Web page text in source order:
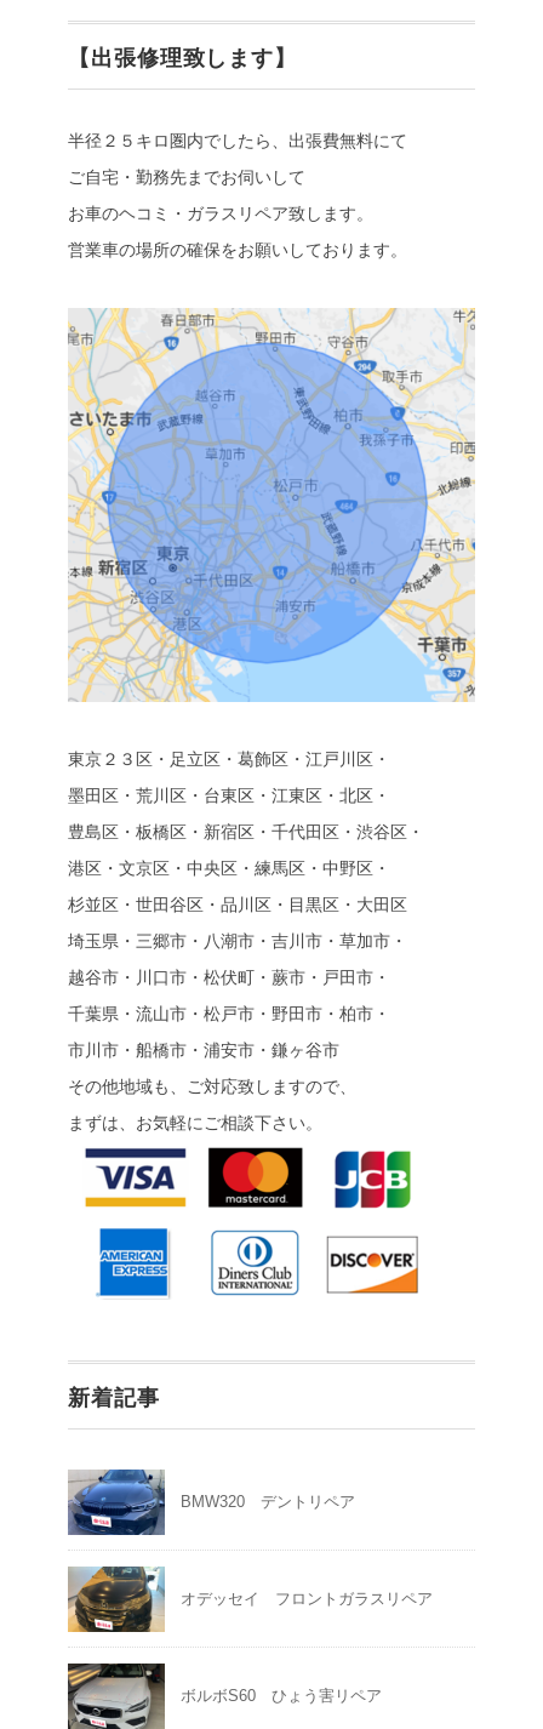
【出張修理致します】
半径２５キロ圏内でしたら、出張費無料にて
ご自宅・勤務先までお伺いして
お車のヘコミ・ガラスリペア致します。
営業車の場所の確保をお願いしております。
東京２３区・足立区・葛飾区・江戸川区・
墨田区・荒川区・台東区・江東区・北区・
豊島区・板橋区・新宿区・千代田区・渋谷区・
港区・文京区・中央区・練馬区・中野区・
杉並区・世田谷区・品川区・目黒区・大田区
埼玉県・三郷市・八潮市・吉川市・草加市・
越谷市・川口市・松伏町・蕨市・戸田市・
千葉県・流山市・松戸市・野田市・柏市・
市川市・船橋市・浦安市・鎌ヶ谷市
その他地域も、ご対応致しますので、
まずは、お気軽にご相談下さい。
新着記事
BMW320 デントリペア
オデッセイ フロントガラスリペア
ボルボS60 ひょう害リペア